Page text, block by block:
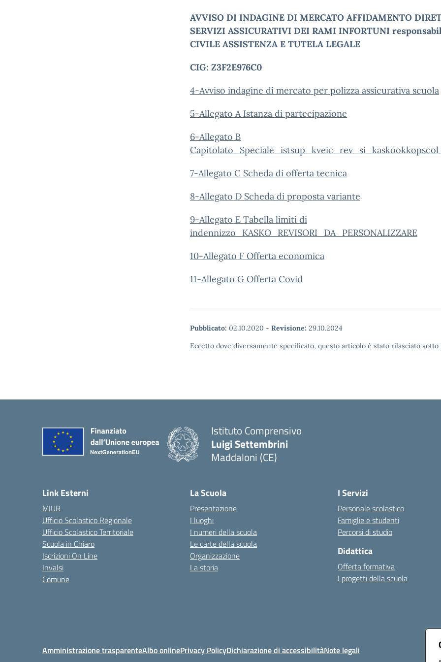
AVVISO DI INDAGINE DI MERCATO AFFIDAMENTO
SERVIZI ASSICURATIVI DEI RAMI INFORTUNI
CIVILE ASSISTENZA E TUTELA LEGALE
CIG: Z3F2E976C0
4-Avviso indagine di mercato per polizza assicurativa scuola
5-Allegato A Istanza di partecipazione
6-Allegato B
7-Allegato C Scheda di offerta tecnica
8-Allegato D Scheda di proposta variante
9-Allegato E Tabella limiti di
indennizzo_KASKO_REVISORI_DA_PERSONALIZZARE
10-Allegato F Offerta economica
11-Allegato G Offerta Covid
Pubblicato: 02.10.2020 - Revisione: 29.10.2024
Eccetto dove diversamente specificato, questo articolo è stato rilasciato
Istituto Comprensivo
Luigi Settembrini
Maddaloni (CE)
Link Esterni
MIUR
Ufficio Scolastico Regionale
Ufficio Scolastico Territoriale
Scuola in Chiaro
Iscrizioni On Line
Invalsi
Comune
La Scuola
Presentazione
I luoghi
I numeri della scuola
Le carte della scuola
Organizzazione
La storia
I Servizi
Personale scolastico
Famiglie e studenti
Percorsi di studio
Didattica
Offerta formativa
I progetti della scuola
Amministrazione trasparenteAlbo onlinePrivacy PolicyDichiarazione di accessibilitàNote legali